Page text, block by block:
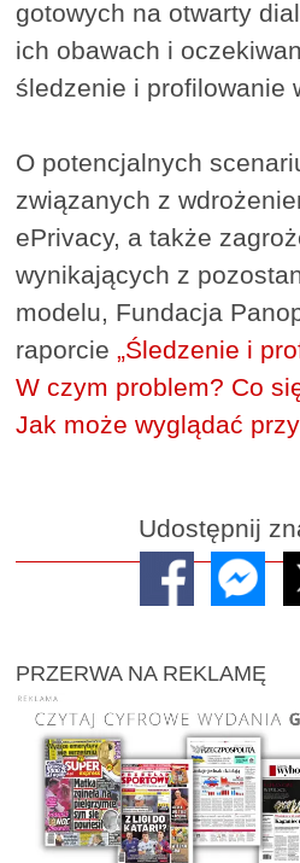
gotowych na otwarty
ich obawach i
śledzenie i profilowanie
O potencjalnych
związanych z
ePrivacy, a także
wynikających z
modelu, Fundacja
raporcie„Śledzenie i
W czym problem? Co
Jak może wyglądać
Udostępnij
PRZERWA NA REKLAMĘ